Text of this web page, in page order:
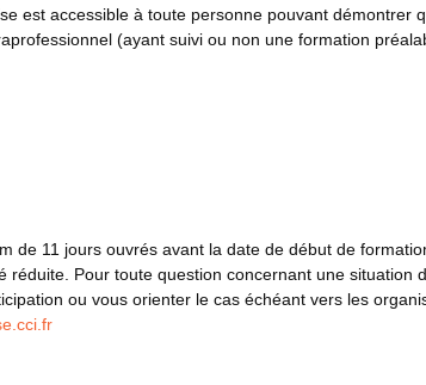
est accessible à toute personne pouvant démontrer
(ayant suivi ou non une formation
de 11 jours ouvrés avant la date de début de
Pour toute question concernant une situation
ou vous orienter le cas échéant vers les